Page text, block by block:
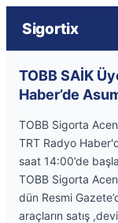
Sigortix
TOBB SAİK
Haber’de
TOBB Sigorta
TRT Radyo
saat 14:00’de
TOBB Sigorta
dün Resmi
araçların satış